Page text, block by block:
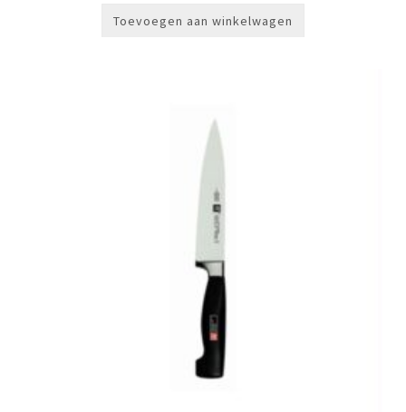
Toevoegen aan winkelwagen